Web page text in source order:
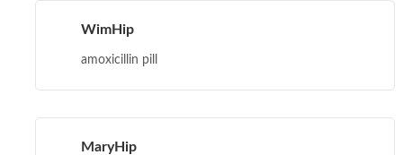
WimHip
amoxicillin pill
MaryHip